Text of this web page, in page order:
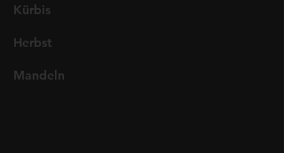
Kürbis
Herbst
Mandeln